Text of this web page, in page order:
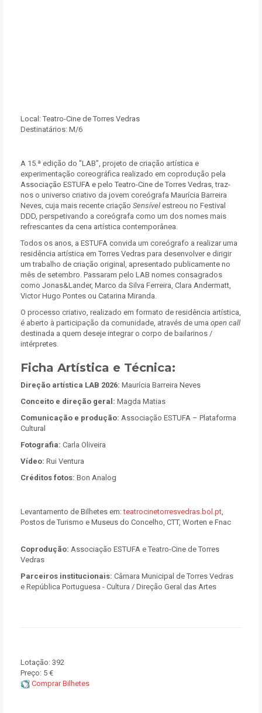
Local: Teatro-Cine de Torres Vedras
Destinatários: M/6
A 15.ª edição do "LAB", projeto de criação artística e
experimentação coreográfica realizado em coprodução pela
Associação ESTUFA e pelo Teatro-Cine de Torres Vedras, traz-
nos o universo criativo da jovem coreógrafa Maurícia Barreira
Neves, cuja mais recente criação Sensível estreou no Festival
DDD, perspetivando a coreógrafa como um dos nomes mais
refrescantes da cena artística contemporânea.
Todos os anos, a ESTUFA convida um coreógrafo a realizar uma
residência artística em Torres Vedras para desenvolver e dirigir
um trabalho de criação original, apresentado publicamente no
mês de setembro. Passaram pelo LAB nomes consagrados
como Jonas&Lander, Marco da Silva Ferreira, Clara Andermatt,
Victor Hugo Pontes ou Catarina Miranda.
O processo criativo, realizado em formato de residência artística,
é aberto à participação da comunidade, através de uma open call
destinada a quem deseje integrar o corpo de bailarinos /
intérpretes.
Ficha Artística e Técnica:
Direção artística LAB 2026: Maurícia Barreira Neves
Conceito e direção geral: Magda Matias
Comunicação e produção: Associação ESTUFA – Plataforma
Cultural
Fotografia: Carla Oliveira
Vídeo: Rui Ventura
Créditos fotos: Bon Analog
Levantamento de Bilhetes em:teatrocinetorresvedras.bol.pt,
Postos de Turismo e Museus do Concelho, CTT, Worten e Fnac
Coprodução: Associação ESTUFA e Teatro-Cine de Torres
Vedras
Parceiros institucionais: Câmara Municipal de Torres Vedras
e República Portuguesa - Cultura / Direção Geral das Artes
Lotação: 392
Preço: 5 €
Comprar Bilhetes